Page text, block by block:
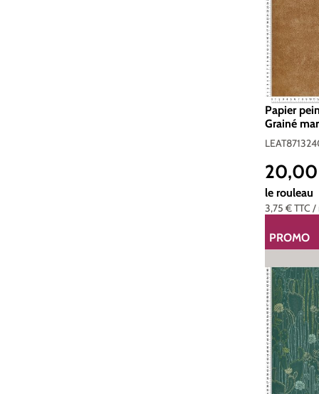
Papier
Grainé
Casadéco
3,75 €TTC /
Prix de
le rouleau
PROMO